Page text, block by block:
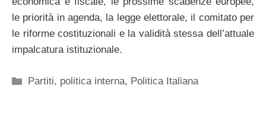
le priorità in agenda, la legge elettorale, il comitato per
le riforme costituzionali e la validità stessa dell’attuale
impalcatura istituzionale.
Categorie
Partiti, politica interna, Politica Italiana